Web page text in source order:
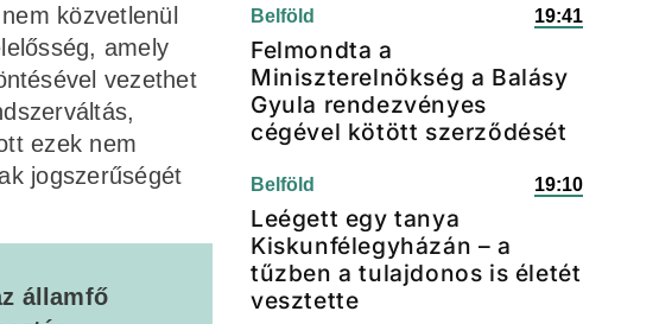
közvetlenül
amely
vezethet
ezek nem
jogszerűségét
államfő
Belföld 19:41
Felmondta a
Miniszterelnökség a Balásy
Gyula rendezvényes
cégével kötött szerződését
Belföld 19:10
Leégett egy tanya
Kiskunfélegyházán – a
tűzben a tulajdonos is életét
vesztette